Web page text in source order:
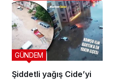
Şiddetli yağış Cide’yi
GÜNDEM